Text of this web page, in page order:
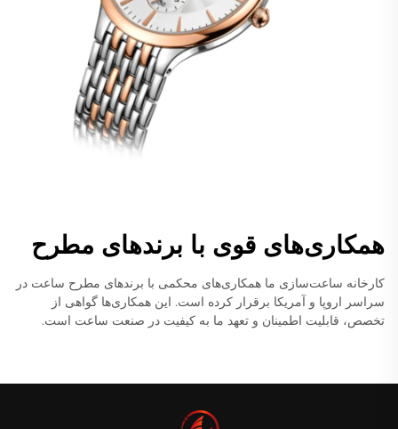
همکاری‌های قوی با برندهای مطرح
کارخانه ساعت‌سازی ما همکاری‌های محکمی با برندهای مطرح ساعت در
سراسر اروپا و آمریکا برقرار کرده است. این همکاری‌ها گواهی از
تخصص، قابلیت اطمینان و تعهد ما به کیفیت در صنعت ساعت است.